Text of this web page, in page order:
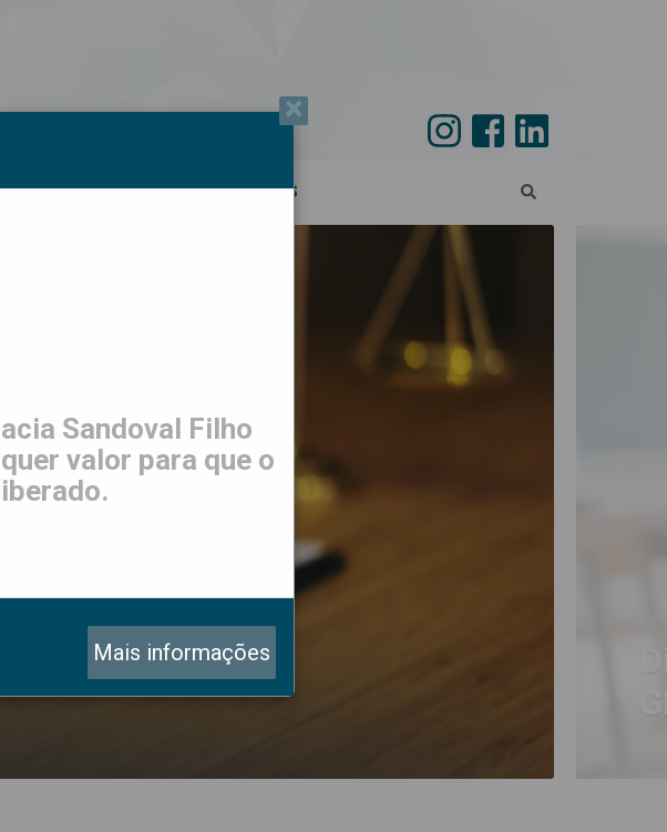
CONTATO ESPECIAL 45 ANOS
09/2026.
×
Sandoval Filho
valor para que o
Mais informações